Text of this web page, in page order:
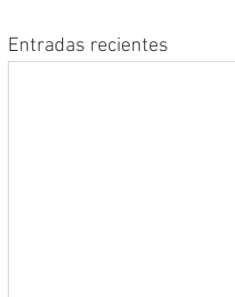
Entradas recientes